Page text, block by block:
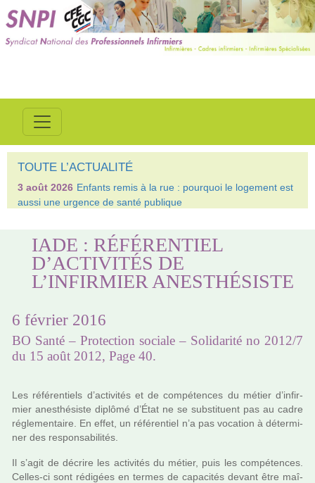
TOUTE L’ACTUALITÉ
3 août 2026 Enfants remis à la rue : pourquoi le logement est
aussi une urgence de santé publique
IADE : RÉFÉRENTIEL
D’ACTIVITÉS DE
L’INFIRMIER ANESTHÉSISTE
6 février 2016
BO Santé – Protection sociale – Solidarité no 2012/7
du 15 août 2012, Page 40.
Les réfé­ren­tiels d’acti­vi­tés et de com­pé­ten­ces du métier d’infir­
mier anes­thé­siste diplômé d’État ne se sub­sti­tuent pas au cadre
régle­men­taire. En effet, un réfé­ren­tiel n’a pas voca­tion à déter­mi­
ner des res­pon­sa­bi­li­tés.
Il s’agit de décrire les acti­vi­tés du métier, puis les com­pé­ten­ces.
Celles-ci sont rédi­gées en termes de capa­ci­tés devant être maî­